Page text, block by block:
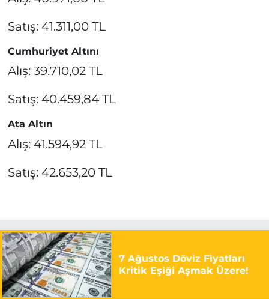
Satış: 41.311,00 TL
Cumhuriyet Altını
Alış: 39.710,02 TL
Satış: 40.459,84 TL
Ata Altın
Alış: 41.594,92 TL
Satış: 42.653,20 TL
7 Ağustos Döviz Fiyatları
Kritik Eşiği Aşmak Üzere!